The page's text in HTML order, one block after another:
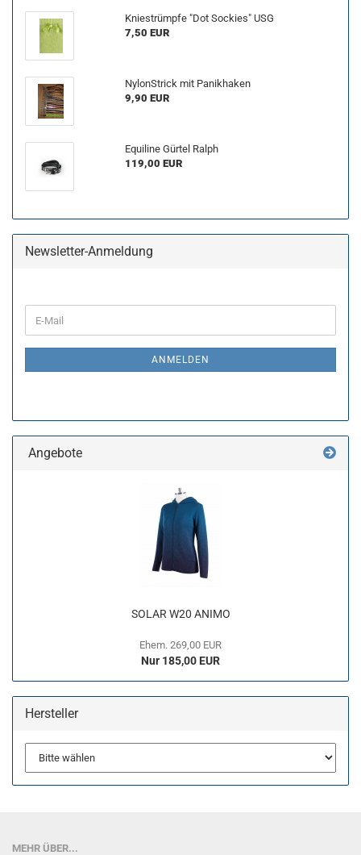
Kniestrümpfe "Dot Sockies" USG
7,50 EUR
NylonStrick mit Panikhaken
9,90 EUR
Equiline Gürtel Ralph
119,00 EUR
Newsletter-Anmeldung
ZUR
E-
Mail
ANMELDEN
Angebote
SOLAR W20 ANIMO
Ehem. 269,00 EUR
Nur 185,00 EUR
Hersteller
MEHR ÜBER...